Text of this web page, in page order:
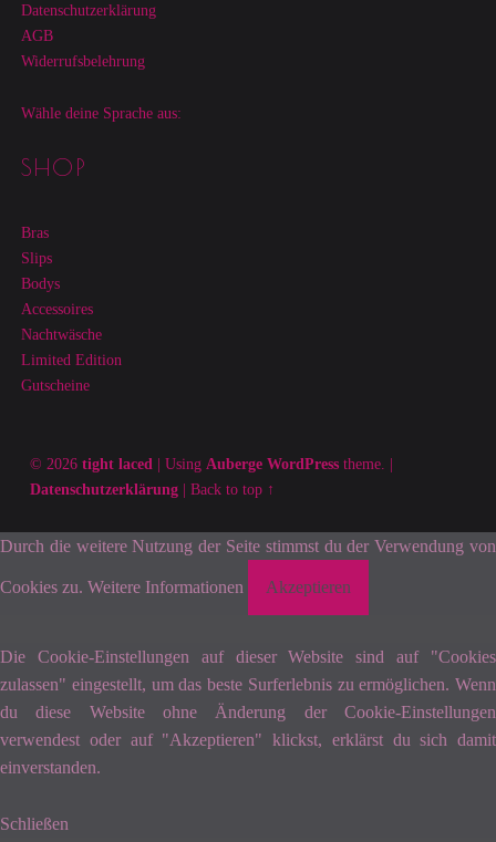
Datenschutzerklärung
AGB
Widerrufsbelehrung
Wähle deine Sprache aus:
SHOP
Bras
Slips
Bodys
Accessoires
Nachtwäsche
Limited Edition
Gutscheine
© 2026 tight laced | Using Auberge WordPresstheme. |
Datenschutzerklärung | Back to top ↑
Durch die weitere Nutzung der Seite stimmst du der Verwendung von
Cookies zu. Weitere Informationen Akzeptieren
Die Cookie-Einstellungen auf dieser Website sind auf "Cookies
zulassen" eingestellt, um das beste Surferlebnis zu ermöglichen. Wenn
du diese Website ohne Änderung der Cookie-Einstellungen
verwendest oder auf "Akzeptieren" klickst, erklärst du sich damit
einverstanden.
Schließen